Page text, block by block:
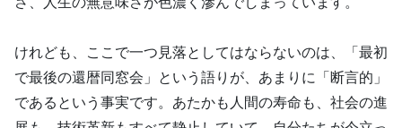
けれども、ここで一つ見落としてはならないのは、「最初
で最後の還暦同窓会」という語りが、あまりに「断言的」
であるという事実です。あたかも人間の寿命も、社会の進